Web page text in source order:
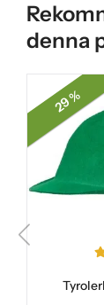
denna
29 %